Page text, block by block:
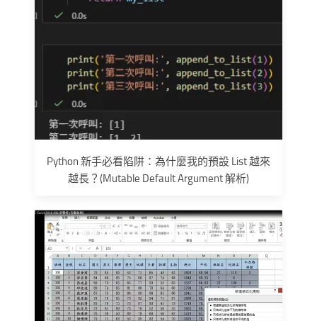
Python 新手必看陷阱：為什麼我的預設 List 越來
越長？(Mutable Default Argument 解析)